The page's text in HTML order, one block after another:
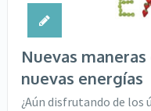
Nuevas
nuevas energías
¿Aún disfrutando de